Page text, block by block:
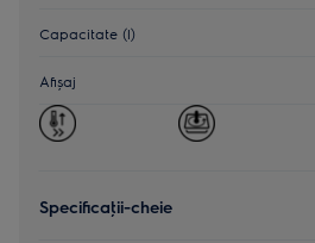
Capacitate (l)
Afișaj
Specificaţii-cheie